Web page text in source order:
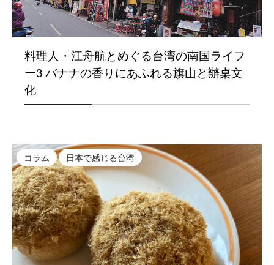
料理人・江舟航とめぐる台湾の南国ライフ
ー3 バナナの香りにあふれる旗山と辦桌文
化
コラム 日本で感じる台湾